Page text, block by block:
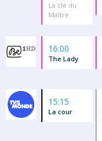
La clé du
Maître
16:00
The Lady
15:15
La cour